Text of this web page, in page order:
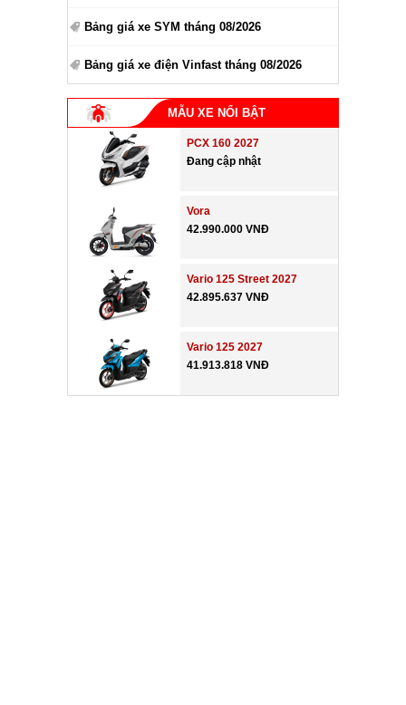
Bảng giá xe SYM tháng 08/2026
Bảng giá xe điện Vinfast tháng 08/2026
MẪU XE NỔI BẬT
PCX 160 2027
Đang cập nhật
Vora
42.990.000 VNĐ
Vario 125 Street 2027
42.895.637 VNĐ
Vario 125 2027
41.913.818 VNĐ